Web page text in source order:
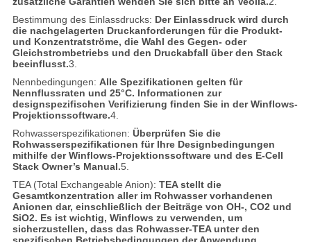
Bestimmung des Einlassdrucks: Der Einlassdruck wird durch
die nachgelagerten Druckanforderungen für die Produkt-
und Konzentratströme, die Wahl des Gegen- oder
Gleichstrombetriebs und den Druckabfall über den Stack
beeinflusst.3.
Nennbedingungen: Alle Spezifikationen gelten für
Nennflussraten und 25°C. Informationen zur
designspezifischen Verifizierung finden Sie in der Winflows-
Projektionssoftware.4.
Rohwasserspezifikationen: Überprüfen Sie die
Rohwasserspezifikationen für Ihre Designbedingungen
mithilfe der Winflows-Projektionssoftware und des E-Cell
Stack Owner’s Manual.5.
TEA (Total Exchangeable Anion): TEA stellt die
Gesamtkonzentration aller im Rohwasser vorhandenen
Anionen dar, einschließlich der Beiträge von OH-, CO2 und
SiO2. Es ist wichtig, Winflows zu verwenden, um
sicherzustellen, dass das Rohwasser-TEA unter den